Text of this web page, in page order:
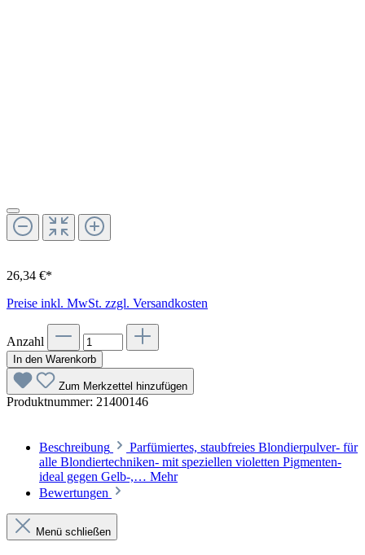
26,34 €*
Preise inkl. MwSt. zzgl. Versandkosten
Anzahl
In den Warenkorb
Zum Merkzettel hinzufügen
Produktnummer: 21400146
Beschreibung
Parfümiertes, staubfreies Blondierpulver- für
alle Blondiertechniken- mit speziellen violetten Pigmenten-
ideal gegen Gelb-,… Mehr
Bewertungen
Menü schließen